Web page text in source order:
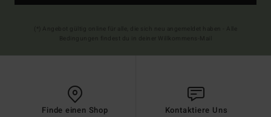
Finde einen Shop Kontaktiere Uns